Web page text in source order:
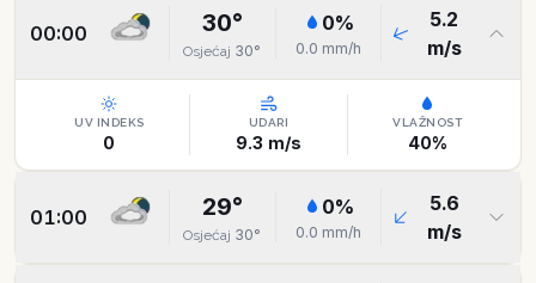
00:00 30°
Osjećaj 30°
0%
0.0 mm/h
5.2
m/s
UV INDEKS
0
UDARI
9.3 m/s
VLAŽNOST
40%
01:00 29°
Osjećaj 30°
0%
0.0 mm/h
5.6
m/s